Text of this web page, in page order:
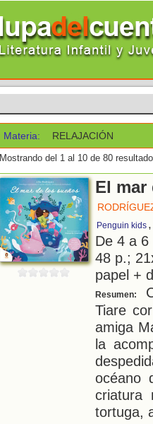
Materia: RELAJACIÓN
Mostrando del 1 al 10 de 80
El
Penguin kids
De 4 a
48 p.;
papel +
Resumen:
Tiare
amiga
la
océano
criatura
tortuga,